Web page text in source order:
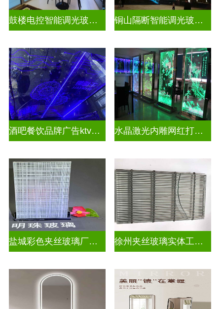
鼓楼电控智能调光玻璃安装方法 铜山隔断智能调光玻璃安装电话
酒吧餐饮品牌广告ktv激光内雕发光艺术玻璃 水晶激光内雕网红打卡背景
盐城彩色夹丝玻璃厂招聘 徐州夹丝玻璃实体工厂地址